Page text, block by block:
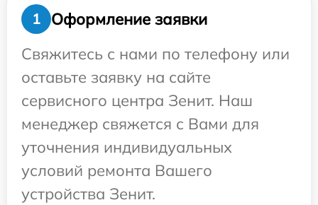
1
Оформление заявки
Свяжитесь с нами по телефону или
оставьте заявку на сайте
сервисного центра Зенит. Наш
менеджер свяжется с Вами для
уточнения индивидуальных
условий ремонта Вашего
устройства Зенит.